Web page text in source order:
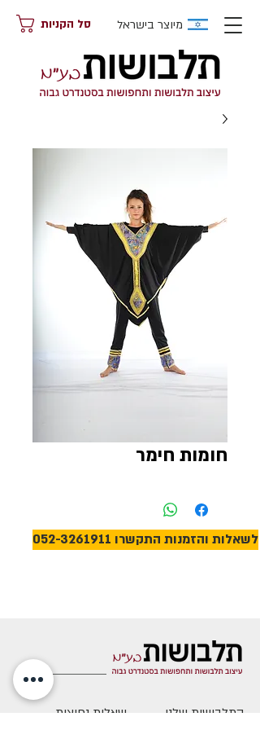
מיוצר בישראל סל הקניות
חומות חימר
לשאלות והזמנות התקשרו 052-3261911
שאלות נפוצות
התלבושות שלנו